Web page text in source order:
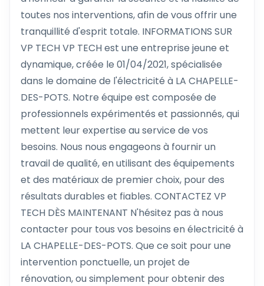
toutes nos interventions, afin de vous offrir une
tranquillité d'esprit totale. INFORMATIONS SUR
VP TECH VP TECH est une entreprise jeune et
dynamique, créée le 01/04/2021, spécialisée
dans le domaine de l'électricité à LA CHAPELLE-
DES-POTS. Notre équipe est composée de
professionnels expérimentés et passionnés, qui
mettent leur expertise au service de vos
besoins. Nous nous engageons à fournir un
travail de qualité, en utilisant des équipements
et des matériaux de premier choix, pour des
résultats durables et fiables. CONTACTEZ VP
TECH DÈS MAINTENANT N'hésitez pas à nous
contacter pour tous vos besoins en électricité à
LA CHAPELLE-DES-POTS. Que ce soit pour une
intervention ponctuelle, un projet de
rénovation, ou simplement pour obtenir des